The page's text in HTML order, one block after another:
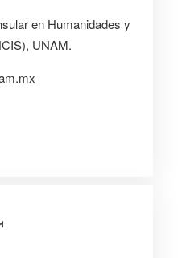
en Humanidades y
UNAM.